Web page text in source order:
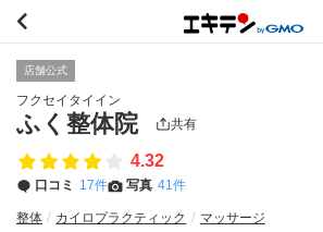
店舗公式
フクセイタイイン
ふく整体院 共有
4.32
口コミ 17件 写真 41件
整体 カイロプラクティック マッサージ